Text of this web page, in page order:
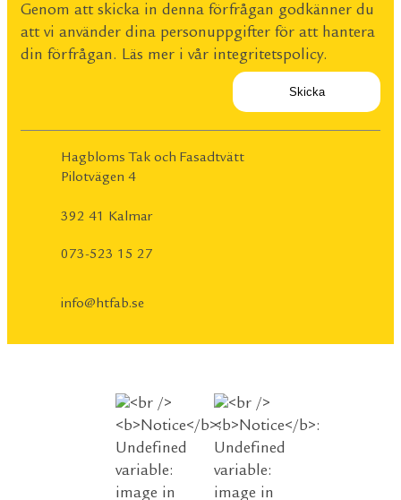
Genom att skicka in denna förfrågan godkänner du
att vi använder dina personuppgifter för att hantera
din förfrågan. Läs mer i vår integritetspolicy.
Hagbloms Tak och Fasadtvätt
Pilotvägen 4
392 41 Kalmar
073-523 15 27
info@htfab.se